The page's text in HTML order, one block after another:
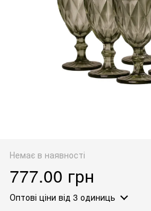
Немає в наявності
777.00 грн
Оптові ціни від 3 одиниць